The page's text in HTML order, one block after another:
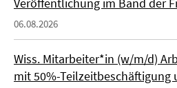
06.08.2026
Wiss. Mitarbeiter*in (w/m/d)
mit 50%-Teilzeitbeschäftigung